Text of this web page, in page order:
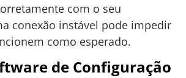
com o seu
conexão instável pode impedir
como esperado.
de Configuração